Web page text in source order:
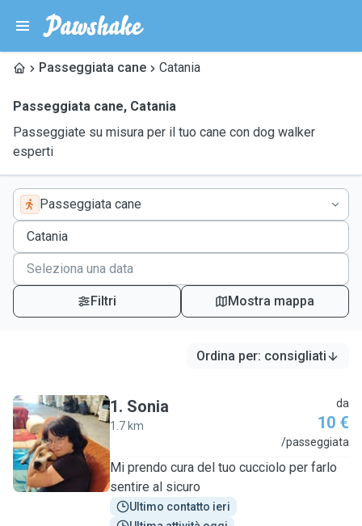
Passeggiata cane Catania
Passeggiata cane, Catania
Passeggiate su misura per il tuo cane con dog walker
esperti
Passeggiata cane
Filtri Mostra mappa
Ordina per: consigliati
S
1. Sonia
1.7 km
da
10 €
/passeggiata
Mi prendo cura del tuo cucciolo per farlo
sentire al sicuro
Ultimo contatto ieri